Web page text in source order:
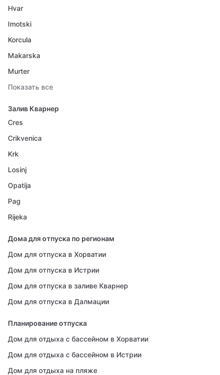
Hvar
Imotski
Korcula
Makarska
Murter
Показать все
Залив Кварнер
Cres
Crikvenica
Krk
Losinj
Opatija
Pag
Rijeka
Дома для отпуска по регионам
Дом для отпуска в Хорватии
Дом для отпуска в Истрии
Дом для отпуска в заливе Кварнер
Дом для отпуска в Далмации
Планирование отпуска
Дом для отдыха с бассейном в Хорватии
Дом для отдыха с бассейном в Истрии
Дом для отдыха на пляже